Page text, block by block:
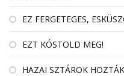
EZ FERGETEGES,
EZT KÓSTOLD MEG!
HAZAI SZTÁROK